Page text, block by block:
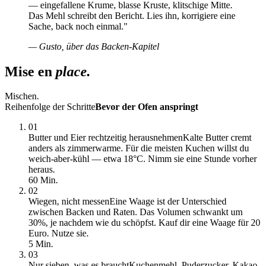
— eingefallene Krume, blasse Kruste, klitschige Mitte.
Das Mehl schreibt den Bericht. Lies ihn, korrigiere eine
Sache, back noch einmal."
— Gusto, über das Backen-Kapitel
Mise en place.
Mischen.
Reihenfolge der SchritteBevor der Ofen anspringt
01
Butter und Eier rechtzeitig herausnehmenKalte Butter cremt
anders als zimmerwarme. Für die meisten Kuchen willst du
weich-aber-kühl — etwa 18°C. Nimm sie eine Stunde vorher
heraus.
60 Min.
02
Wiegen, nicht messenEine Waage ist der Unterschied
zwischen Backen und Raten. Das Volumen schwankt um
30%, je nachdem wie du schöpfst. Kauf dir eine Waage für 20
Euro. Nutze sie.
5 Min.
03